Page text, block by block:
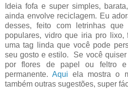
Ideia fofa e super simples,
ainda envolve reciclagem. Eu
desses, feito com letrinhas
populares, vidro que iria pro
uma tag linda que você pode
seu gosto e estilo. Se você
por flores de papel ou feltro
permanente. Aqui ela mostra o
também outras sugestões, super